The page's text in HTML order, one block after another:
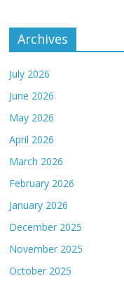
Archives
July 2026
June 2026
May 2026
April 2026
March 2026
February 2026
January 2026
December 2025
November 2025
October 2025